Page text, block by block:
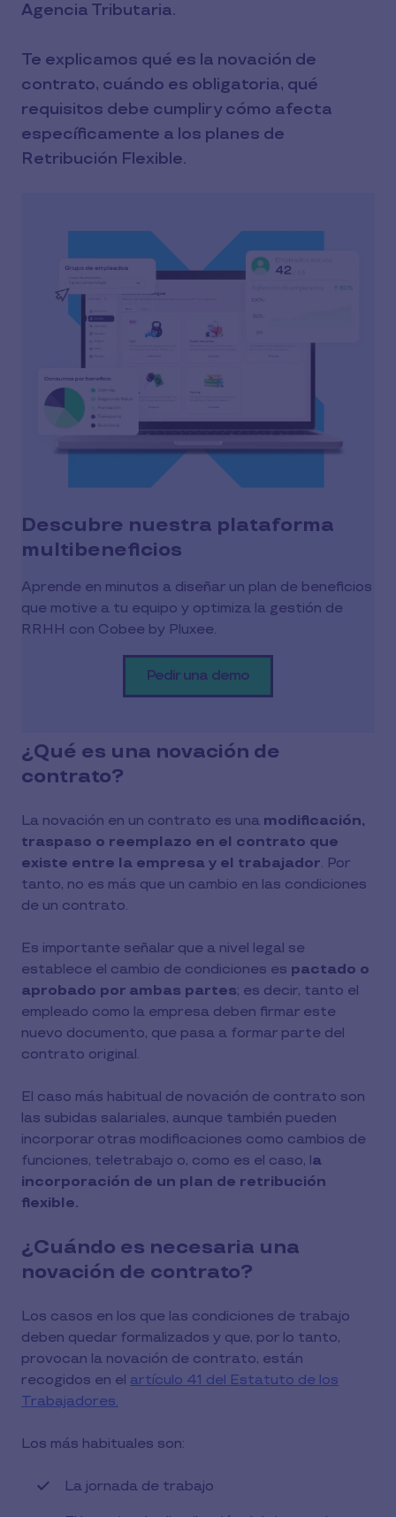
Agencia Tributaria.
Te explicamos qué es la novación de
contrato, cuándo es obligatoria, qué
requisitos debe cumplir y cómo afecta
específicamente a los planes de
Retribución Flexible.
Descubre nuestra plataforma
multibeneficios
Aprende en minutos a diseñar un plan de beneficios
que motive a tu equipo y optimiza la gestión de
RRHH con Cobee by Pluxee.
Pedir una demo
¿Qué es una novación de
contrato?
La novación en un contrato es una modificación,
traspaso o reemplazo en el contrato que
existe entre la empresa y el trabajador. Por
tanto, no es más que un cambio en las condiciones
de un contrato.
Es importante señalar que a nivel legal se
establece el cambio de condiciones es pactado o
aprobado por ambas partes; es decir, tanto el
empleado como la empresa deben firmar este
nuevo documento, que pasa a formar parte del
contrato original.
El caso más habitual de novación de contrato son
las subidas salariales, aunque también pueden
incorporar otras modificaciones como cambios de
funciones, teletrabajo o, como es el caso, la
incorporación de un plan de retribución
flexible.
¿Cuándo es necesaria una
novación de contrato?
Los casos en los que las condiciones de trabajo
deben quedar formalizados y que, por lo tanto,
provocan la novación de contrato, están
recogidos en el artículo 41 del Estatuto de los
Trabajadores.
Los más habituales son:
La jornada de trabajo